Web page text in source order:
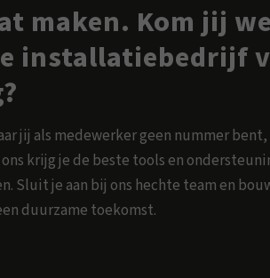
maken. Kom jij
installatiebedrijf
jij als medewerker geen nummer bent,
krijg je de beste tools en
Sluit je aan bij ons hechte team en
duurzame toekomst.